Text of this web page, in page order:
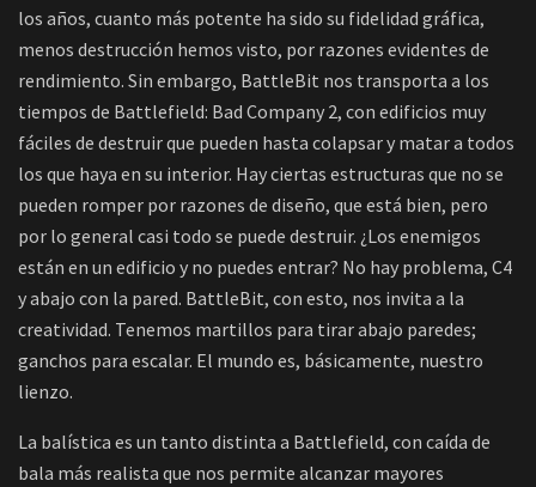
los años, cuanto más potente ha sido su fidelidad gráfica,
menos destrucción hemos visto, por razones evidentes de
rendimiento. Sin embargo, BattleBit nos transporta a los
tiempos de Battlefield: Bad Company 2, con edificios muy
fáciles de destruir que pueden hasta colapsar y matar a todos
los que haya en su interior. Hay ciertas estructuras que no se
pueden romper por razones de diseño, que está bien, pero
por lo general casi todo se puede destruir. ¿Los enemigos
están en un edificio y no puedes entrar? No hay problema, C4
y abajo con la pared. BattleBit, con esto, nos invita a la
creatividad. Tenemos martillos para tirar abajo paredes;
ganchos para escalar. El mundo es, básicamente, nuestro
lienzo.
La balística es un tanto distinta a Battlefield, con caída de
bala más realista que nos permite alcanzar mayores